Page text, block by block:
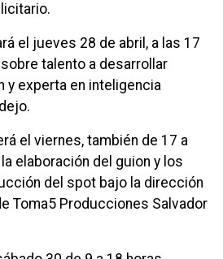
el jueves 28 de abril, a las 17
talento a desarrollar
y experta en inteligencia
el viernes, también de 17 a
elaboración del guion y los
del spot bajo la dirección
Toma5 Producciones Salvador